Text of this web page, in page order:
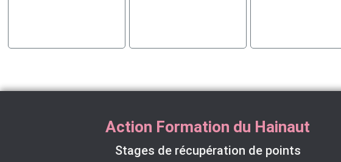
Action Formation du Hainaut
Stages de récupération de points